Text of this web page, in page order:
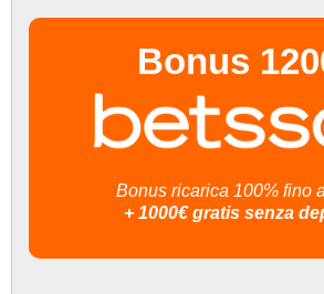
Bonus
Bonus ricarica 100% fino
+ 1000€ gratis senza